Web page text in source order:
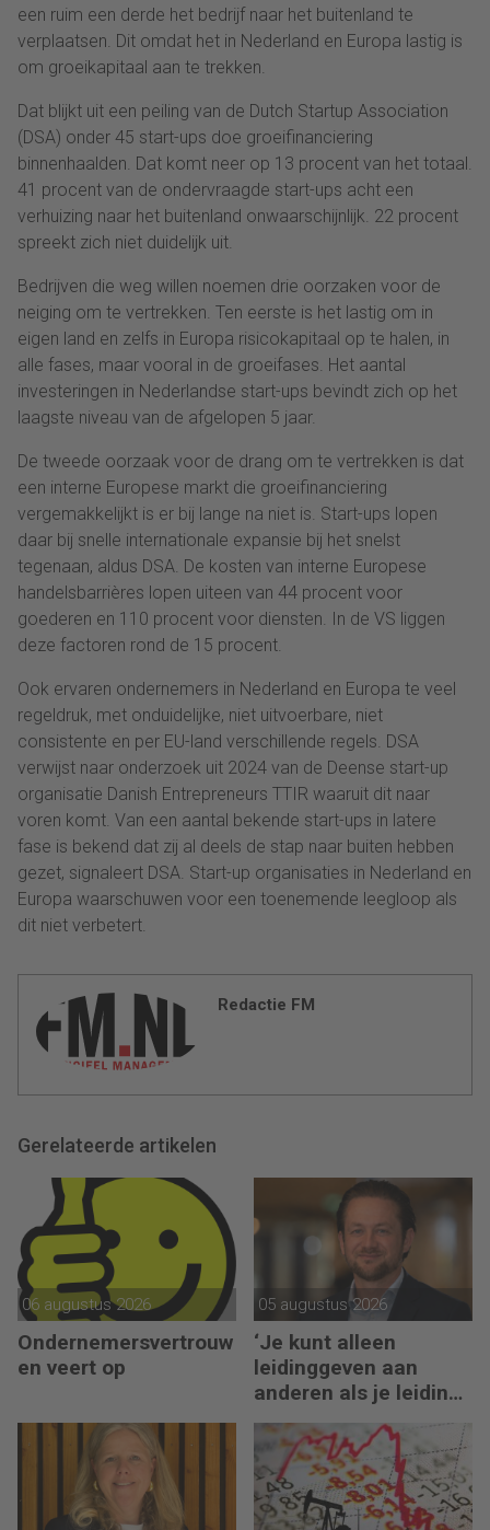
een ruim een derde het bedrijf naar het buitenland te
verplaatsen. Dit omdat het in Nederland en Europa lastig is
om groeikapitaal aan te trekken.
Dat blijkt uit een peiling van de Dutch Startup Association
(DSA) onder 45 start-ups doe groeifinanciering
binnenhaalden. Dat komt neer op 13 procent van het totaal.
41 procent van de ondervraagde start-ups acht een
verhuizing naar het buitenland onwaarschijnlijk. 22 procent
spreekt zich niet duidelijk uit.
Bedrijven die weg willen noemen drie oorzaken voor de
neiging om te vertrekken. Ten eerste is het lastig om in
eigen land en zelfs in Europa risicokapitaal op te halen, in
alle fases, maar vooral in de groeifases. Het aantal
investeringen in Nederlandse start-ups bevindt zich op het
laagste niveau van de afgelopen 5 jaar.
De tweede oorzaak voor de drang om te vertrekken is dat
een interne Europese markt die groeifinanciering
vergemakkelijkt is er bij lange na niet is. Start-ups lopen
daar bij snelle internationale expansie bij het snelst
tegenaan, aldus DSA. De kosten van interne Europese
handelsbarrières lopen uiteen van 44 procent voor
goederen en 110 procent voor diensten. In de VS liggen
deze factoren rond de 15 procent.
Ook ervaren ondernemers in Nederland en Europa te veel
regeldruk, met onduidelijke, niet uitvoerbare, niet
consistente en per EU-land verschillende regels. DSA
verwijst naar onderzoek uit 2024 van de Deense start-up
organisatie Danish Entrepreneurs TTIR waaruit dit naar
voren komt. Van een aantal bekende start-ups in latere
fase is bekend dat zij al deels de stap naar buiten hebben
gezet, signaleert DSA. Start-up organisaties in Nederland en
Europa waarschuwen voor een toenemende leegloop als
dit niet verbetert.
Redactie FM
Gerelateerde artikelen
06 augustus 2026
Ondernemersvertrouw
en veert op
05 augustus 2026
‘Je kunt alleen
leidinggeven aan
anderen als je leiding
kunt geven aan jezelf’